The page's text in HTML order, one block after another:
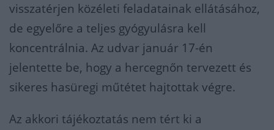
visszatérjen közéleti feladatainak ellátásához,
de egyelőre a teljes gyógyulásra kell
koncentrálnia. Az udvar január 17-én
jelentette be, hogy a hercegnőn tervezett és
sikeres hasüregi műtétet hajtottak végre.
Az akkori tájékoztatás nem tért ki a